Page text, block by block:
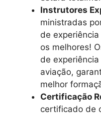
Instrutores
ministradas
de
os melhores!
de
aviação,
melhor
Certificação
certificado de